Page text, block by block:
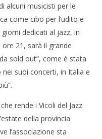
alcuni musicisti per le
come cibo per l’udito e
dedicati al jazz, in
ore 21, sarà il grande
sold out”, come è stata
suoi concerti, in Italia e
rende i Vicoli del Jazz
della provincia
l’associazione sta